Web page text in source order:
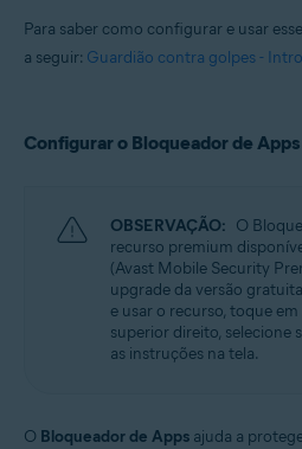
Para saber como configurar e usar
a seguir: Guardião contra golpes -
Configurar o Bloqueador de Apps
OBSERVAÇÃO: O
recurso premium
(Avast Mobile Security
upgrade da versão
e usar o recurso, toque em
superior direito, selecione
as instruções na tela.
O Bloqueador de Apps ajuda a